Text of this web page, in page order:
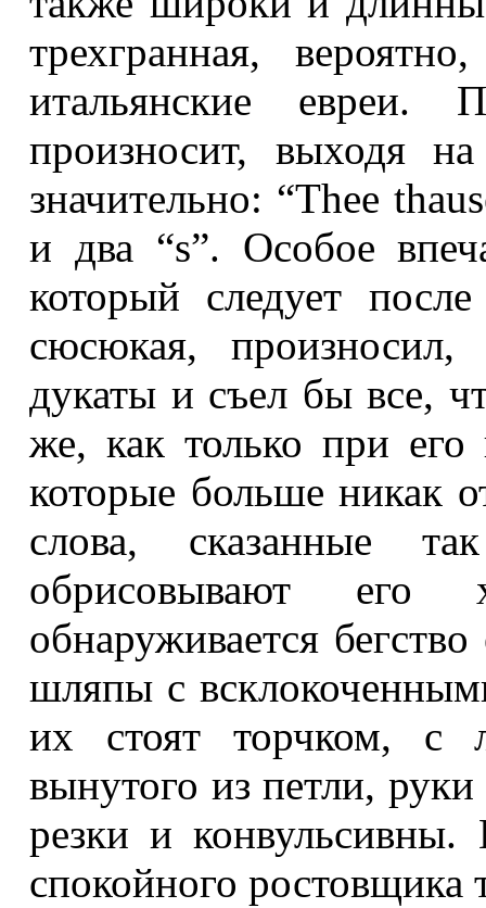
трехгранная,
итальянские евреи.
произносит, выходя
значительно: “Thee
и два “s”. Особое
который следует
сюсюкая,
дукаты и съел бы все,
же, как только при его
которые больше никак
слова, сказанные
обрисовывают
обнаруживается
шляпы с
их стоят торчком, с
вынутого из петли,
резки и
спокойного